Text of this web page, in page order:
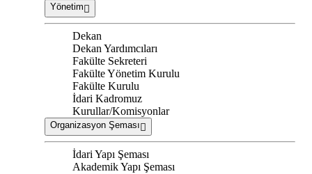
Yönetim
Dekan
Dekan Yardımcıları
Fakülte Sekreteri
Fakülte Yönetim Kurulu
Fakülte Kurulu
İdari Kadromuz
Kurullar/Komisyonlar
Organizasyon Şeması
İdari Yapı Şeması
Akademik Yapı Şeması